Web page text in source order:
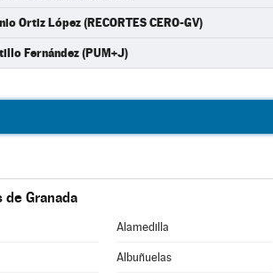
Ortiz López (RECORTES CERO-GV)
Fernández (PUM+J)
Granada
Alamedilla
Albuñuelas